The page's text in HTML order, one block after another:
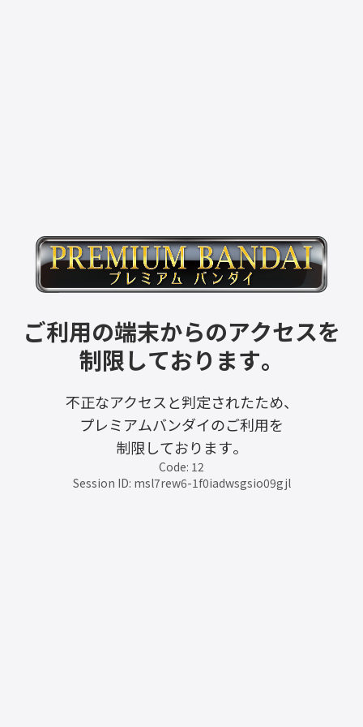
ご利用の端末からのアクセスを
制限しております。
不正なアクセスと判定されたため、
プレミアムバンダイのご利用を
制限しております。
Code: 12
Session ID: msl7rew6-1f0iadwsgsio09gjl